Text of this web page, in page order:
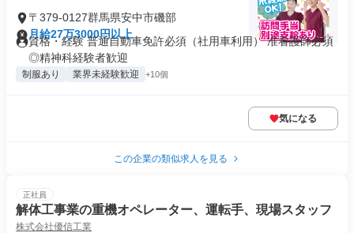
〒379-0127群馬県安中市磯部
月給27万3000円以上
資格・経験 普通自動車免許必須（社用車利用） 准看護師必須
◎精神科経験者歓迎
制服あり 業界未経験歓迎 +10個
気になる
この企業の類似求人を見る
正社員
解体工事業の重機オペレーター、運転手、現場スタッフ
株式会社優信工業